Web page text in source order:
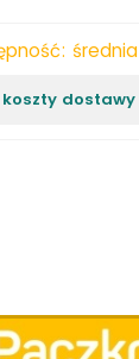
średnia
koszty dostawy